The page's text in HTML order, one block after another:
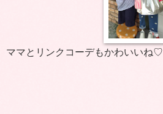
ママとリンクコーデもかわいいね♡